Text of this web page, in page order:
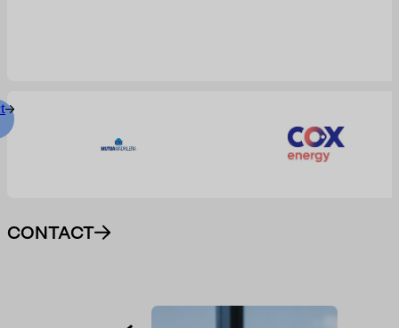
CONTACT